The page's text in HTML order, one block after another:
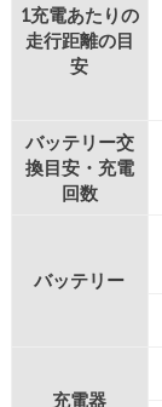
1充電あたりの
走行距離の目
安
バッテリー交
換目安・充電
回数
バッテリー
充電器